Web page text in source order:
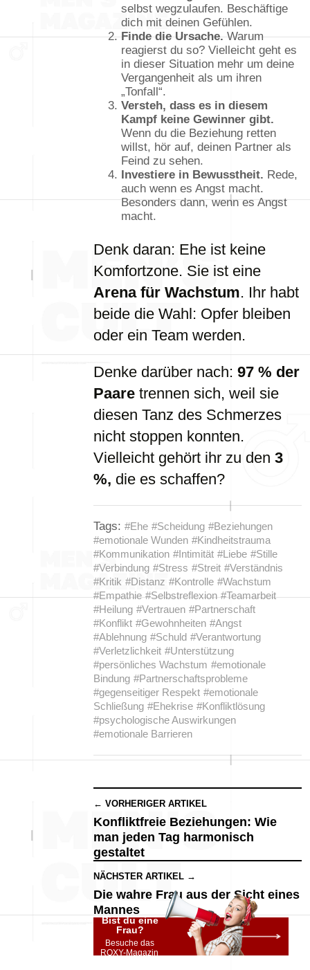
selbst wegzulaufen. Beschäftige
dich mit deinen Gefühlen.
Finde die Ursache.Warum
reagierst du so? Vielleicht geht es
in dieser Situation mehr um deine
Vergangenheit als um ihren
„Tonfall“.
Versteh, dass es in diesem
Kampf keine Gewinner gibt.
Wenn du die Beziehung retten
willst, hör auf, deinen Partner als
Feind zu sehen.
Investiere in Bewusstheit. Rede,
auch wenn es Angst macht.
Besonders dann, wenn es Angst
macht.
Denk daran: Ehe ist keine
Komfortzone. Sie ist eine
Arena für Wachstum. Ihr habt
beide die Wahl: Opfer bleiben
oder ein Team werden.
Denke darüber nach: 97 % der
Paare trennen sich, weil sie
diesen Tanz des Schmerzes
nicht stoppen konnten.
Vielleicht gehört ihr zu den 3
%, die es schaffen?
Tags: #Ehe #Scheidung #Beziehungen
#emotionale Wunden #Kindheitstrauma
#Kommunikation #Intimität #Liebe #Stille
#Verbindung #Stress #Streit #Verständnis
#Kritik #Distanz #Kontrolle #Wachstum
#Empathie #Selbstreflexion #Teamarbeit
#Heilung #Vertrauen #Partnerschaft
#Konflikt #Gewohnheiten #Angst
#Ablehnung #Schuld #Verantwortung
#Verletzlichkeit #Unterstützung
#persönliches Wachstum #emotionale
Bindung #Partnerschaftsprobleme
#gegenseitiger Respekt #emotionale
Schließung #Ehekrise #Konfliktlösung
#psychologische Auswirkungen
#emotionale Barrieren
← VORHERIGER ARTIKEL
Konfliktfreie Beziehungen: Wie
man jeden Tag harmonisch
gestaltet
NÄCHSTER ARTIKEL →
Die wahre Frau aus der Sicht eines
Mannes
Bist du eine
Frau?
Besuche das
ROXY-Magazin